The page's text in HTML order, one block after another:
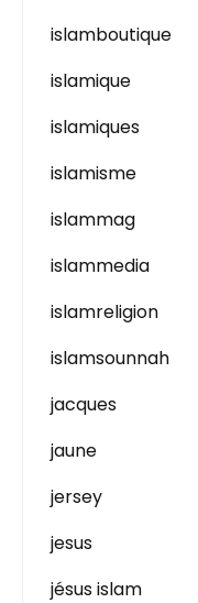
islamboutique
islamique
islamiques
islamisme
islammag
islammedia
islamreligion
islamsounnah
jacques
jaune
jersey
jesus
jésus islam